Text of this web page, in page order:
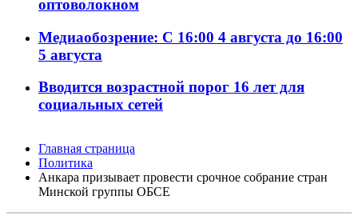
оптоволокном
Медиаобозрение: С 16:00 4 августа до 16:00
5 августа
Вводится возрастной порог 16 лет для
социальных сетей
Главная страница
Политика
Анкара призывает провести срочное собрание стран
Минской группы ОБСЕ